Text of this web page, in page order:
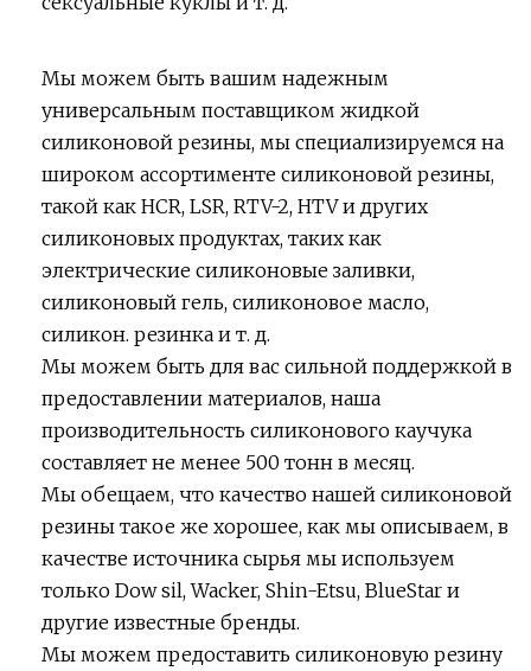
Мы можем быть вашим надежным
универсальным поставщиком жидкой
силиконовой резины, мы специализируемся на
широком ассортименте силиконовой резины,
такой как HCR, LSR, RTV-2, HTV и других
силиконовых продуктах, таких как
электрические силиконовые заливки,
силиконовый гель, силиконовое масло,
силикон. резинка и т. д.
Мы можем быть для вас сильной поддержкой в
​​предоставлении материалов, наша
производительность силиконового каучука
составляет не менее 500 тонн в месяц.
Мы обещаем, что качество нашей силиконовой
резины такое же хорошее, как мы описываем, в
качестве источника сырья мы используем
только Dow sil, Wacker, Shin-Etsu, BlueStar и
другие известные бренды.
Мы можем предоставить силиконовую резину